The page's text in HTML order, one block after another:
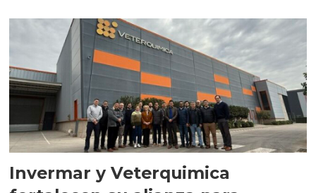
Invermar y Veterquimica